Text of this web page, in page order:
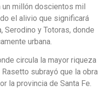
un millón doscientos mil
el alivio que significará
Serodino y Totoras, donde
urbana.
circula la mayor riqueza
subrayó que la obra
la provincia de Santa Fe.